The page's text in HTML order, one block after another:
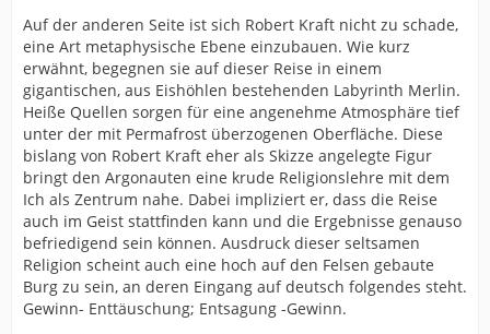
Auf der anderen Seite ist sich Robert Kraft nicht zu schade,
eine Art metaphysische Ebene einzubauen. Wie kurz
erwähnt, begegnen sie auf dieser Reise in einem
gigantischen, aus Eishöhlen bestehenden Labyrinth Merlin.
Heiße Quellen sorgen für eine angenehme Atmosphäre tief
unter der mit Permafrost überzogenen Oberfläche. Diese
bislang von Robert Kraft eher als Skizze angelegte Figur
bringt den Argonauten eine krude Religionslehre mit dem
Ich als Zentrum nahe. Dabei impliziert er, dass die Reise
auch im Geist stattfinden kann und die Ergebnisse genauso
befriedigend sein können. Ausdruck dieser seltsamen
Religion scheint auch eine hoch auf den Felsen gebaute
Burg zu sein, an deren Eingang auf deutsch folgendes steht.
Gewinn- Enttäuschung; Entsagung -Gewinn.